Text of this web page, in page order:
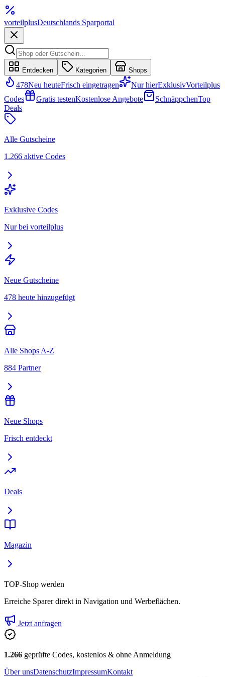
vorteilplusDeutschlands Sparportal
Entdecken Kategorien Shops
478Neu heuteFrisch eingetragen Nur hierExklusivVorteilplus
Codes
Gratis testenKostenlose Angebote SchnäppchenTop
Deals
Alle Gutscheine
1.266 aktive Codes
Exklusive Codes
Nur bei vorteilplus
Neue Gutscheine
478 heute hinzugefügt
Alle Shops A-Z
884 Partner
Neue Shops
Frisch entdeckt
Deals
Magazin
TOP-Shop werden
Erreiche Sparer direkt in Navigation und Werbeflächen.
Jetzt anfragen
1.266 geprüfte Codes, kostenlos & ohne Anmeldung
Über unsDatenschutzImpressumKontakt